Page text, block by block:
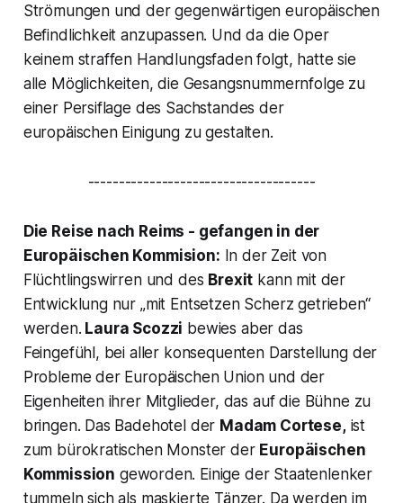
Strömungen und der gegenwärtigen europäischen
Befindlichkeit anzupassen. Und da die Oper
keinem straffen Handlungsfaden folgt, hatte sie
alle Möglichkeiten, die Gesangsnummernfolge zu
einer Persiflage des Sachstandes der
europäischen Einigung zu gestalten.
-------------------------------------
Die Reise nach Reims - gefangen in der
Europäischen Kommision: In der Zeit von
Flüchtlingswirren und des Brexit kann mit der
Entwicklung nur „mit Entsetzen Scherz getrieben“
werden. Laura Scozzi bewies aber das
Feingefühl, bei aller konsequenten Darstellung der
Probleme der Europäischen Union und der
Eigenheiten ihrer Mitglieder, das auf die Bühne zu
bringen. Das Badehotel der Madam Cortese, ist
zum bürokratischen Monster der Europäischen
Kommission geworden. Einige der Staatenlenker
tummeln sich als maskierte Tänzer. Da werden im